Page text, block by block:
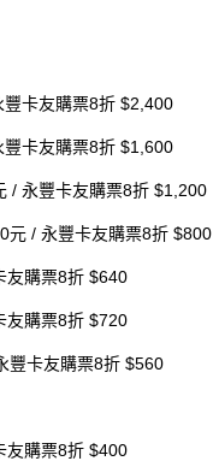
卡友購票8折 $2,400
卡友購票8折 $1,600
/ 永豐卡友購票8折 $1,200
元 / 永豐卡友購票8折 $800
友購票8折 $640
友購票8折 $720
豐卡友購票8折 $560
友購票8折 $400